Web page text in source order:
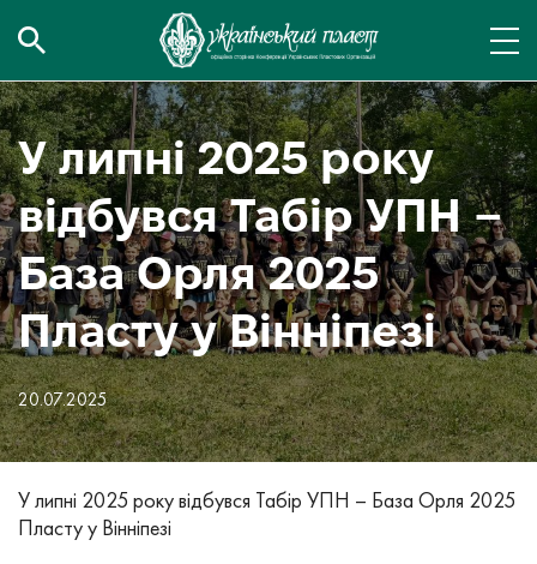
У липні 2025 року
відбувся Табір УПН –
База Орля 2025
Пласту у Вінніпезі
20.07.2025
У липні 2025 року відбувся Табір УПН – База Орля 2025
Пласту у Вінніпезі